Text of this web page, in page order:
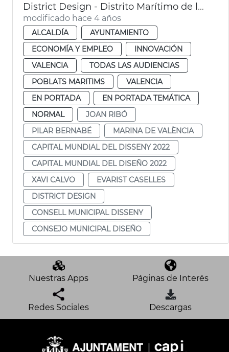
District Design - Distrito Marítimo de la Innovación y la Creatividad
modificado hace 4 años
ALCALDÍA
AYUNTAMIENTO
ECONOMÍA Y EMPLEO
INNOVACIÓN
VALENCIA
TODAS LAS AUDIENCIAS
POBLATS MARITIMS
VALENCIA
EN PORTADA
EN PORTADA TEMÁTICA
NORMAL
JOAN RIBÓ
PILAR BERNABÉ
MARINA DE VALÈNCIA
CAPITAL MUNDIAL DEL DISSENY 2022
CAPITAL MUNDIAL DEL DISEÑO 2022
XAVI CALVO
EVARIST CASELLES
DISTRICT DESIGN
CONSELL MUNICIPAL DISSENY
CONSEJO MUNICIPAL DISEÑO
Nuestras Apps Páginas de Interés
Redes Sociales Descargas